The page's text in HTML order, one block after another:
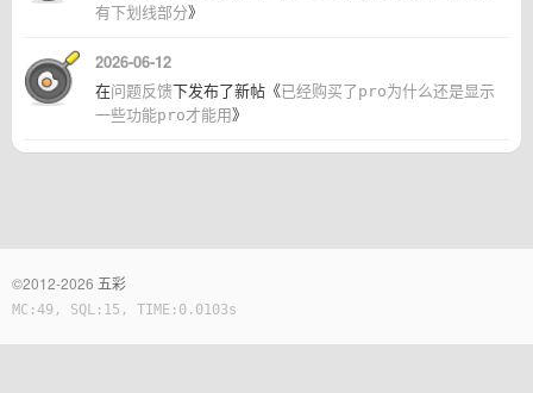
有下划线部分》
2026-06-12
在问题反馈下发布了新帖《已经购买了pro为什么还是显示
一些功能pro才能用 》
©2012-2026 五彩
MC:49, SQL:15, TIME:0.0103s